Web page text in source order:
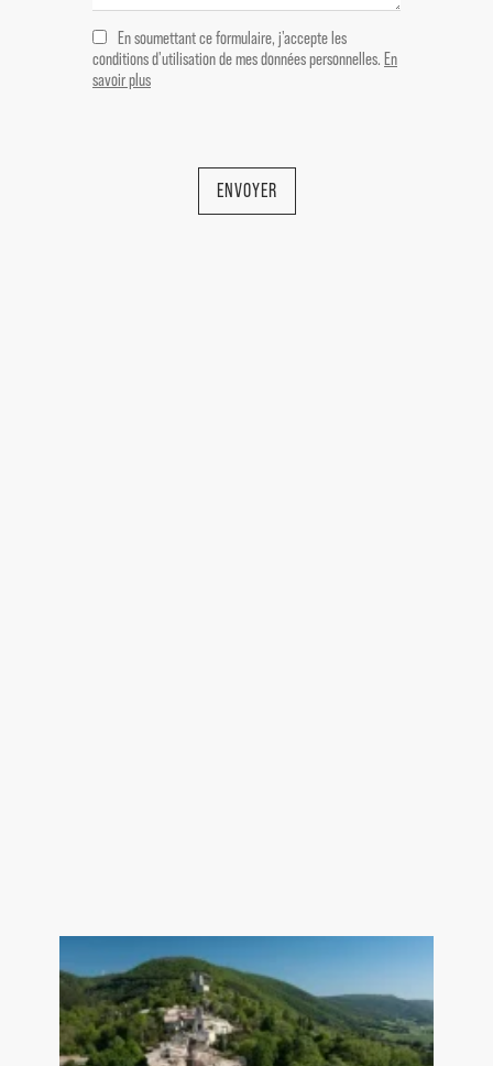
En soumettant ce formulaire, j'accepte les
conditions d'utilisation de mes données personnelles. En
savoir plus
ENVOYER